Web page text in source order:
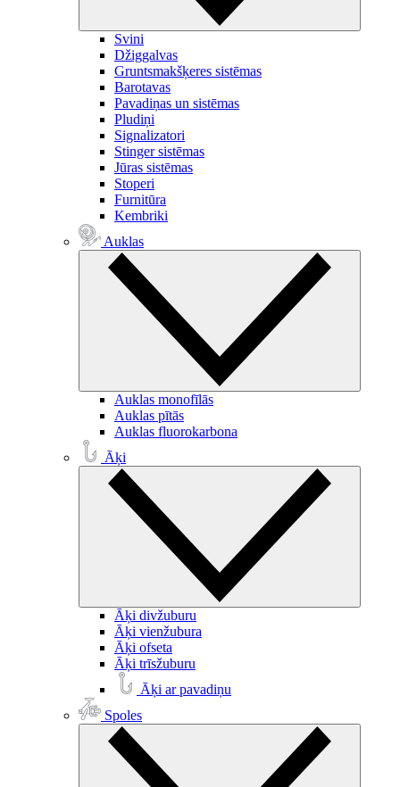
Svini
Džiggalvas
Gruntsmakšķeres sistēmas
Barotavas
Pavadiņas un sistēmas
Pludiņi
Signalizatori
Stinger sistēmas
Jūras sistēmas
Stoperi
Furnitūra
Kembriki
Auklas
Auklas monofīlās
Auklas pītās
Auklas fluorokarbona
Āķi
Āķi divžuburu
Āķi vienžubura
Āķi ofseta
Āķi trīsžuburu
Āķi ar pavadiņu
Spoles